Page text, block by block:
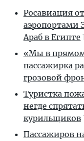
Росавиация
аэропортами
Араб в Египте
«Мы в прямом
пассажирка
грозовой
Туристка
негде
курильщиков
Пассажиров